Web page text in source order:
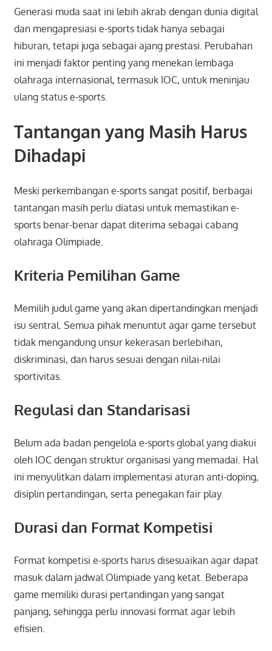
Generasi muda saat ini lebih akrab dengan dunia digital
dan mengapresiasi e-sports tidak hanya sebagai
hiburan, tetapi juga sebagai ajang prestasi. Perubahan
ini menjadi faktor penting yang menekan lembaga
olahraga internasional, termasuk IOC, untuk meninjau
ulang status e-sports.
Tantangan yang Masih Harus
Dihadapi
Meski perkembangan e-sports sangat positif, berbagai
tantangan masih perlu diatasi untuk memastikan e-
sports benar-benar dapat diterima sebagai cabang
olahraga Olimpiade.
Kriteria Pemilihan Game
Memilih judul game yang akan dipertandingkan menjadi
isu sentral. Semua pihak menuntut agar game tersebut
tidak mengandung unsur kekerasan berlebihan,
diskriminasi, dan harus sesuai dengan nilai-nilai
sportivitas.
Regulasi dan Standarisasi
Belum ada badan pengelola e-sports global yang diakui
oleh IOC dengan struktur organisasi yang memadai. Hal
ini menyulitkan dalam implementasi aturan anti-doping,
disiplin pertandingan, serta penegakan fair play.
Durasi dan Format Kompetisi
Format kompetisi e-sports harus disesuaikan agar dapat
masuk dalam jadwal Olimpiade yang ketat. Beberapa
game memiliki durasi pertandingan yang sangat
panjang, sehingga perlu innovasi format agar lebih
efisien.